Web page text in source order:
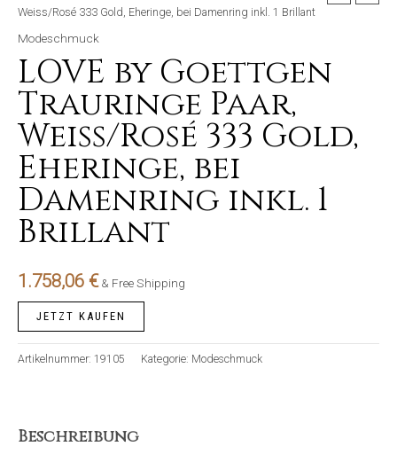
Weiss/Rosé 333 Gold, Eheringe, bei Damenring inkl. 1 Brillant
Modeschmuck
LOVE by Goettgen
Trauringe Paar,
Weiss/Rosé 333 Gold,
Eheringe, bei
Damenring inkl. 1
Brillant
1.758,06 € & Free Shipping
JETZT KAUFEN
Artikelnummer: 19105 Kategorie: Modeschmuck
Beschreibung